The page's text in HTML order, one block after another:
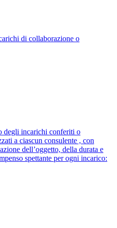
di collaborazione o
degli incarichi conferiti o
a ciascun consulente , con
dell’oggetto, della durata e
spettante per ogni incarico: